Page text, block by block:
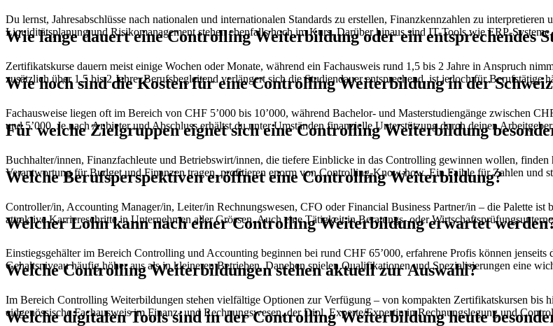
Du lernst, Jahresabschlüsse nach nationalen und internationalen Standards zu erstellen, Finanzkennzahlen zu
Liquiditätsplanung und Risikomanagement stehen ebenfalls hoch im Kurs. Darüber hinaus sind IT-Tools wie ERP-
Wie lange dauert eine Controlling Weiterbildung oder ein entsprechendes
Zertifikatskurse dauern meist einige Wochen oder Monate, während ein Fachausweis rund 1,5 bis 2 Jahre in Anspruch
zusätzlich über 1,5 bis 2 Jahre. Berufsbegleitend verlängert sich die Studiendauer entsprechend, ist jedoch für Berufstätige
Wie hoch sind die Kosten für eine Controlling Weiterbildung in der
Fachausweise liegen oft im Bereich von CHF 5’000 bis 10’000, während Bachelor- und Masterstudiengänge zwischen
und 5’000. Je nach Anbieter und Abschluss erhältst du unter Umständen finanzielle Unterstützung durch deinen
Für welche Zielgruppen eignet sich eine Controlling Weiterbildung
Buchhalter/innen, Finanzfachleute und Betriebswirt/innen, die tiefere Einblicke in das Controlling gewinnen wollen,
Verantwortung für Budget und Finanzen tragen, profitieren enorm von Controlling-Know-how. Ein Faible für Zahlen und
Welche Berufsperspektiven eröffnet eine Controlling Weiterbildung?
Controller/in, Accounting Manager/in, Leiter/in Rechnungswesen, CFO oder Financial Business Partner/in – die Palette ist
attraktive Karriereschritte in Unternehmen aller Grössen. Auch eine Tätigkeit in Beratungs- oder
Welcher Lohn kann nach einer Controlling Weiterbildung erwartet
Einstiegsgehälter im Bereich Controlling und Accounting beginnen bei rund CHF 65’000, erfahrene Profis können
Gehaltsniveau häufig höher aus als in kleineren Betrieben. Daneben spielen Qualifikationen und Spezialisierungen eine
Welche Controlling Weiterbildungen stehen aktuell zur Auswahl?
Im Bereich Controlling Weiterbildungen stehen vielfältige Optionen zur Verfügung – von kompakten Zertifikatskursen bis
eidgenössische Fachausweis im Finanz- und Rechnungswesen, der Dipl. Experte/Expertin in Rechnungslegung und
Welche digitalen Tools sind in der Controlling Weiterbildung heute